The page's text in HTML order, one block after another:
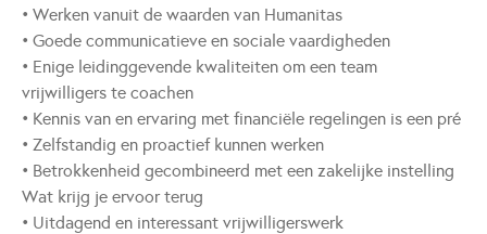
• Werken vanuit de waarden van Humanitas
• Goede communicatieve en sociale vaardigheden
• Enige leidinggevende kwaliteiten om een team
vrijwilligers te coachen
• Kennis van en ervaring met financiële regelingen is een pré
• Zelfstandig en proactief kunnen werken
• Betrokkenheid gecombineerd met een zakelijke instelling
Wat krijg je ervoor terug
• Uitdagend en interessant vrijwilligerswerk